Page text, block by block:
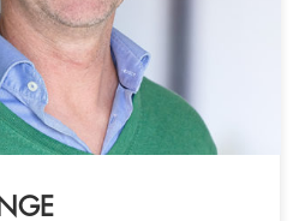
Practitioner Specialisatie
Institute - CHAP
Ik ben Yorick de Lange